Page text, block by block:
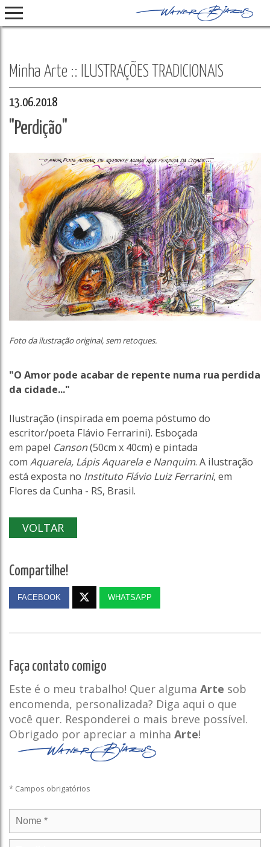
Minha Arte :: ILUSTRAÇÕES TRADICIONAIS
13.06.2018
"Perdição"
Foto da ilustração original, sem retoques.
"O Amor pode acabar de repente numa rua perdida
da cidade..."
Ilustração (inspirada em poema póstumo do
escritor/poeta Flávio Ferrarini). Esboçada
em papel Canson(50cm x 40cm) e pintada
com Aquarela, Lápis Aquarela e Nanquim. A ilustração
está exposta no Instituto Flávio Luiz Ferrarini, em
Flores da Cunha - RS, Brasil.
VOLTAR
Compartilhe!
FACEBOOK WHATSAPP
Faça contato comigo
Este é o meu trabalho! Quer alguma Arte sob
encomenda, personalizada? Diga aqui o que
você quer. Responderei o mais breve possível.
Obrigado por apreciar a minha Arte!
* Campos obrigatórios
Select Language